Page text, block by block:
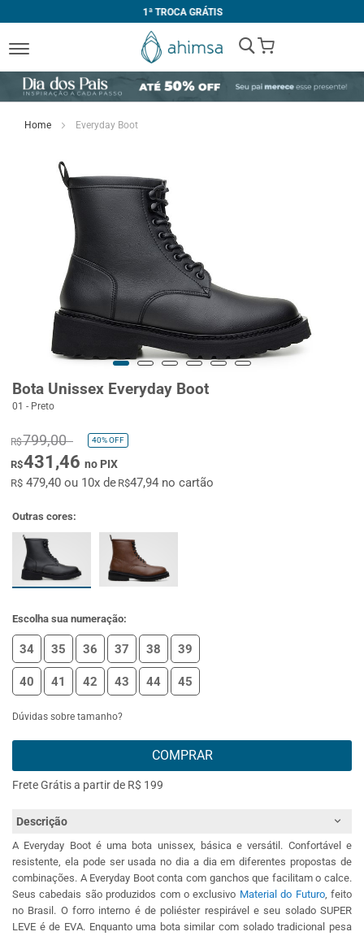
1ª TROCA GRÁTIS
My Cart
Home Everyday Boot
Bota Unissex Everyday Boot
01 - Preto
R$799,00 40%OFF
R$431,46 no PIX
R$ 479,40 ou 10x deR$47,94 no cartão
Outras cores:
Escolha sua numeração:
34 35 36 37 38 39
40 41 42 43 44 45
Dúvidas sobre tamanho?
COMPRAR
Frete Grátis a partir de R$ 199
Descrição
A Everyday Boot é uma bota unissex, básica e versátil. Confortável e
resistente, ela pode ser usada no dia a dia em diferentes propostas de
combinações. A Everyday Boot conta com ganchos que facilitam o calce.
Seus cabedais são produzidos com o exclusivo Material do Futuro, feito
no Brasil. O forro interno é de poliéster respirável e seu solado SUPER
LEVE é de EVA. Enquanto uma bota similar com solado tradicional pesa